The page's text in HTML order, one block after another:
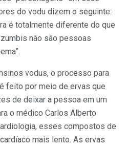
do vodu dizem o seguinte:
é totalmente diferente do que
não são pessoas
vodus, o processo para
feito por meio de ervas que
de deixar a pessoa em um
o médico Carlos Alberto
esses compostos de
mais lento. As ervas